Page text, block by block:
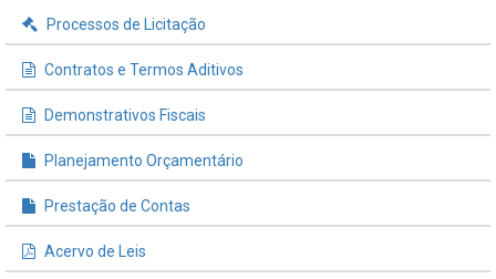
Processos de Licitação
Contratos e Termos Aditivos
Demonstrativos Fiscais
Planejamento Orçamentário
Prestação de Contas
Acervo de Leis